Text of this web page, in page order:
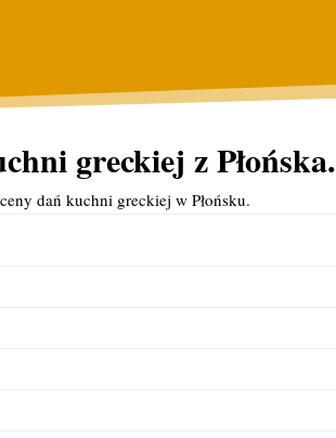
greckiej z Płońska.
dań kuchni greckiej w Płońsku.